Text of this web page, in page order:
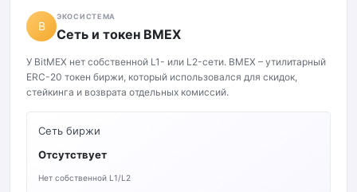
B
ЭКОСИСТЕМА
Сеть и токен BMEX
У BitMEX нет собственной L1- или L2-сети. BMEX – утилитарный
ERC-20 токен биржи, который использовался для скидок,
стейкинга и возврата отдельных комиссий.
Сеть биржи
Отсутствует
Нет собственной L1/L2